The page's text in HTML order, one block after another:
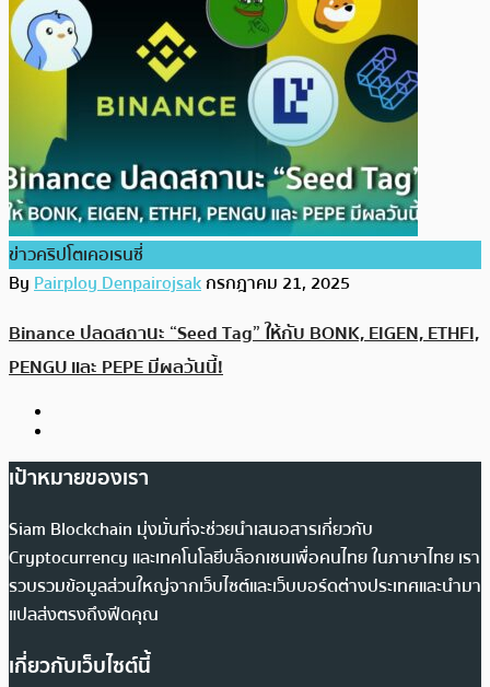
ข่าวคริปโตเคอเรนซี่
ByPairploy Denpairojsakกรกฎาคม 21, 2025
Binance ปลดสถานะ “Seed Tag” ให้กับ BONK, EIGEN, ETHFI,
PENGU และ PEPE มีผลวันนี้!
เป้าหมายของเรา
Siam Blockchain มุ่งมั่นที่จะช่วยนำเสนอสารเกี่ยวกับ
Cryptocurrency และเทคโนโลยีบล็อกเชนเพื่อคนไทย ในภาษาไทย เรา
รวบรวมข้อมูลส่วนใหญ่จากเว็บไซต์และเว็บบอร์ดต่างประเทศและนำมา
แปลส่งตรงถึงฟีดคุณ
เกี่ยวกับเว็บไซต์นี้